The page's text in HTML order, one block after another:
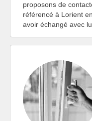
proposons de
référencé à Lorient
avoir échangé avec